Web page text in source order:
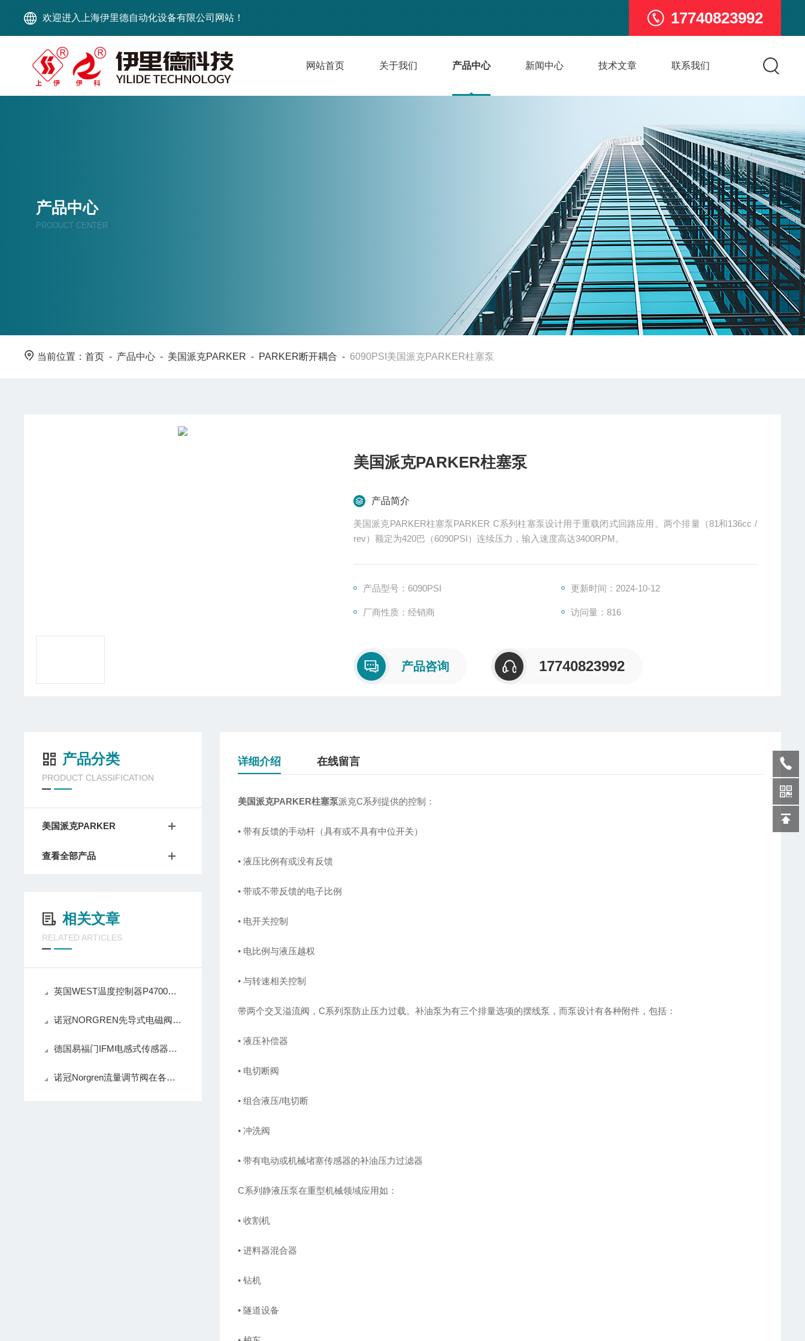
欢迎进入上海伊里德自动化设备有限公司网站！ 17740823992
网站首页 关于我们 产品中心 新闻中心 技术文章 联系我们
产品中心
PRODUCT CENTER
当前位置：首页 - 产品中心 - 美国派克PARKER - PARKER断开耦合 - 6090PSI美国派克PARKER柱塞泵
美国派克PARKER柱塞泵
产品简介
美国派克PARKER柱塞泵PARKER C系列柱塞泵设计用于重载闭式回路应用。两个排量（81和136cc /
rev）额定为420巴（6090PSI）连续压力，输入速度高达3400RPM。
产品型号：6090PSI 更新时间：2024-10-12
厂商性质：经销商 访问量：816
产品咨询 17740823992
产品分类
PRODUCT CLASSIFICATION
美国派克PARKER
查看全部产品
相关文章
RELATED ARTICLES
英国WEST温度控制器P4700的作用
诺冠NORGREN先导式电磁阀有着以下几大功能！
德国易福门IFM电感式传感器装置分析
诺冠Norgren流量调节阀在各个领域中都有着怎样的作用呢？
详细介绍 在线留言
美国派克PARKER柱塞泵派克C系列提供的控制：
• 带有反馈的手动杆（具有或不具有中位开关）
• 液压比例有或没有反馈
• 带或不带反馈的电子比例
• 电开关控制
• 电比例与液压越权
• 与转速相关控制
带两个交叉溢流阀，C系列泵防止压力过载。补油泵为有三个排量选项的摆线泵，而泵设计有各种附件，包括：
• 液压补偿器
• 电切断阀
• 组合液压/电切断
• 冲洗阀
• 带有电动或机械堵塞传感器的补油压力过滤器
C系列静液压泵在重型机械领域应用如：
• 收割机
• 进料器混合器
• 钻机
• 隧道设备